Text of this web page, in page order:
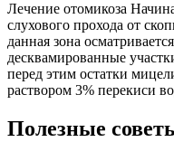
Лечение отомикоза
слухового прохода от
данная зона
десквамированные
перед этим остатки
раствором 3% перекиси
Полезные